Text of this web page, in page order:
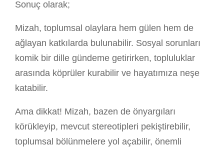
Sonuç olarak;
Mizah, toplumsal olaylara hem gülen hem de
ağlayan katkılarda bulunabilir. Sosyal sorunları
komik bir dille gündeme getirirken, topluluklar
arasında köprüler kurabilir ve hayatımıza neşe
katabilir.
Ama dikkat! Mizah, bazen de önyargıları
körükleyip, mevcut stereotipleri pekiştirebilir,
toplumsal bölünmelere yol açabilir, önemli